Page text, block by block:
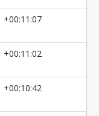
+00:11:07
+00:11:02
+00:10:42